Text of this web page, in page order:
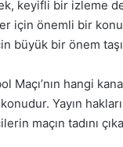
keyifli bir izleme
için önemli bir
büyük bir önem
Maçı’nın hangi
Yayın
maçın tadını